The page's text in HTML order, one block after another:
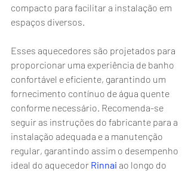
compacto para facilitar a instalação em
espaços diversos.
Esses aquecedores são projetados para
proporcionar uma experiência de banho
confortável e eficiente, garantindo um
fornecimento contínuo de água quente
conforme necessário. Recomenda-se
seguir as instruções do fabricante para a
instalação adequada e a manutenção
regular, garantindo assim o desempenho
ideal do aquecedor Rinnai ao longo do